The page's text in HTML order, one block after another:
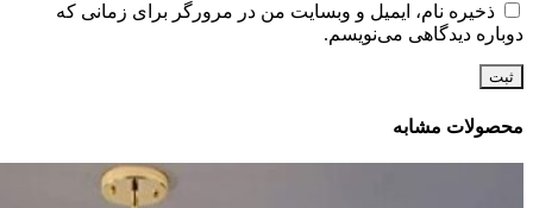
ذخیره نام، ایمیل و وبسایت من در مرورگر برای زمانی که
دوباره دیدگاهی می‌نویسم.
محصولات مشابه